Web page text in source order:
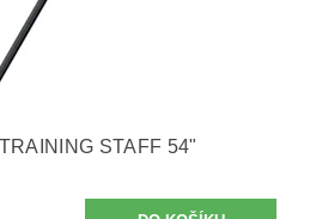
STAFF 54"